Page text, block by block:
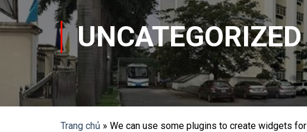
UNCATEGORIZED
Trang chủ » We can use some plugins to create widgets